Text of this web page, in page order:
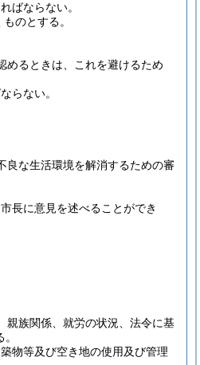
ばならない。
のとする。
めるときは、これを避けるため
らない。
良な生活環境を解消するための審
長に意見を述べることができ
親族関係、就労の状況、法令に基
物等及び空き地の使用及び管理